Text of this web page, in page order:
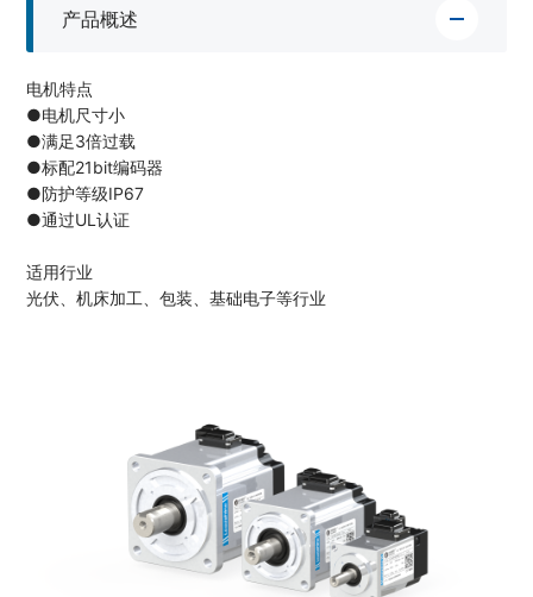
产品概述
电机特点
●电机尺寸小
●满足3倍过载
●标配21bit编码器
●防护等级IP67
●通过UL认证
适用行业
光伏、机床加工、包装、基础电子等行业